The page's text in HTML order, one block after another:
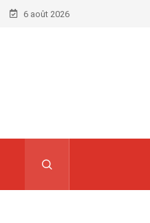
6 août 2026